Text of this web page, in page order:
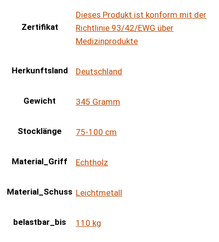
Zertifikat
Dieses Produkt ist konform mit der
Richtlinie 93/42/EWG über
Medizinprodukte
Herkunftsland Deutschland
Gewicht 345 Gramm
Stocklänge 75-100 cm
Material_Griff Echtholz
Material_Schuss Leichtmetall
belastbar_bis 110 kg